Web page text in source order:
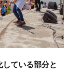
ている部分と